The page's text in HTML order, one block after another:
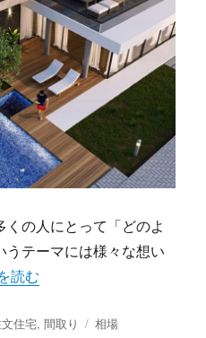
の人にとって「どのよ
うテーマには様々な想い
住宅で叶える家族の理想と未
読む
住宅,間取り
タ
相場